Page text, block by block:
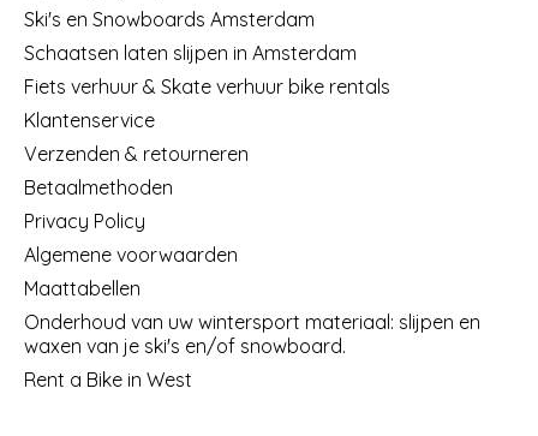
Ski's en Snowboards Amsterdam
Schaatsen laten slijpen in Amsterdam
Fiets verhuur & Skate verhuur bike rentals
Klantenservice
Verzenden & retourneren
Betaalmethoden
Privacy Policy
Algemene voorwaarden
Maattabellen
Onderhoud van uw wintersport materiaal: slijpen en
waxen van je ski's en/of snowboard.
Rent a Bike in West